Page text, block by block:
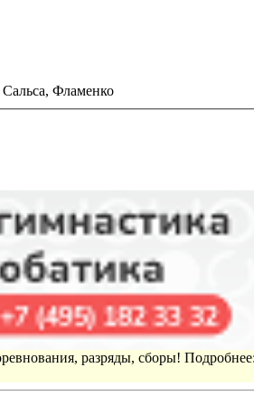
Сальса, Фламенко
разряды, сборы!